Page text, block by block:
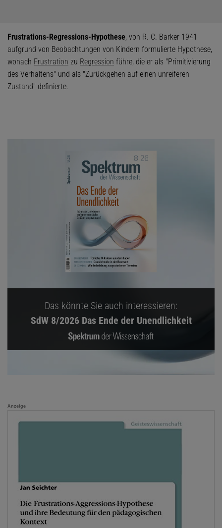
Frustrations-Regressions-Hypothese, von R. C. Barker 1941
aufgrund von Beobachtungen von Kindern formulierte Hypothese,
wonach Frustration zu Regression führe, die er als "Primitivierung
des Verhaltens" und als "Zurückgehen auf einen unreiferen
Zustand" definierte.
Das könnte Sie auch interessieren:
SdW 8/2026 Das Ende der Unendlichkeit
Anzeige